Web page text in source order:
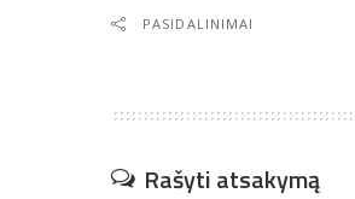
PASIDALINIMAI
Rašyti atsakymą